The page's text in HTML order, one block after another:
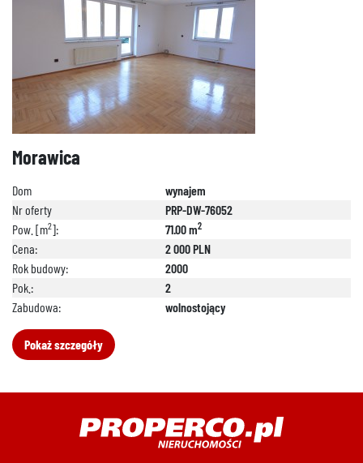
Morawica
Dom
wynajem
Nr oferty
PRP-DW-76052
Pow. [m2]: 71.00 m2
Cena:
2 000 PLN
Rok budowy:
2000
Pok.:
2
Zabudowa:
wolnostojący
Pokaż szczegóły